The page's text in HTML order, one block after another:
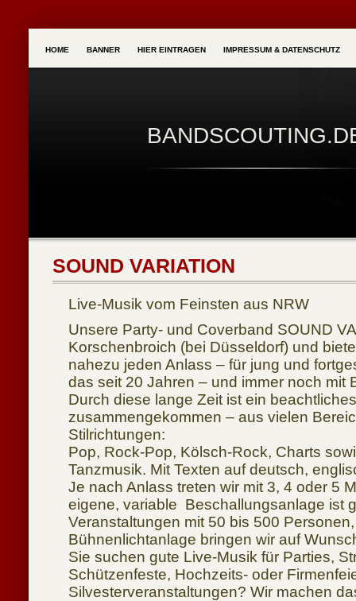
HOME BANNER HIER EINTRAGEN IMPRESSUM & DATENSCHUTZ
SOUND VARIATION
Live-Musik vom Feinsten aus NRW
Unsere Party- und Coverband SOUND
Korschenbroich (bei Düsseldorf) und
nahezu jeden Anlass – für jung und
das seit 20 Jahren – und immer noch mit
Durch diese lange Zeit ist ein
zusammengekommen – aus vielen
Stilrichtungen:
Pop, Rock-Pop, Kölsch-Rock, Charts
Tanzmusik. Mit Texten auf deutsch,
Je nach Anlass treten wir mit 3, 4 oder 5
eigene, variable Beschallungsanlage ist
Veranstaltungen mit 50 bis 500
Bühnenlichtanlage bringen wir auf
Sie suchen gute Live-Musik für Parties,
Schützenfeste, Hochzeits- oder
Silvesterveranstaltungen? Wir machen